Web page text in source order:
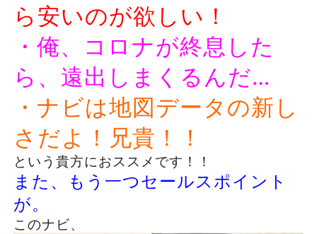
ら安いのが欲しい！
・俺、コロナが終息した
ら、遠出しまくるんだ…
・ナビは地図データの新し
さだよ！兄貴！！
という貴方におススメです！！
また、もう一つセールスポイント
が。
このナビ、